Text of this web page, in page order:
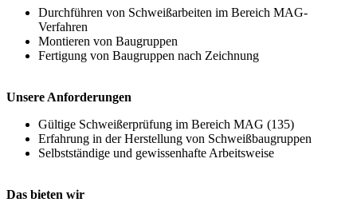
Durchführen von Schweißarbeiten im Bereich MAG-
Verfahren
Montieren von Baugruppen
Fertigung von Baugruppen nach Zeichnung
Unsere Anforderungen
Gültige Schweißerprüfung im Bereich MAG (135)
Erfahrung in der Herstellung von Schweißbaugruppen
Selbstständige und gewissenhafte Arbeitsweise
Das bieten wir